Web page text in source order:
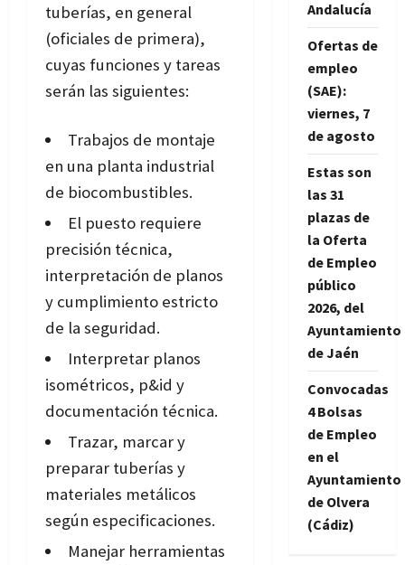
tuberías, en general
(oficiales de primera),
cuyas funciones y tareas
serán las siguientes:
Trabajos de montaje
en una planta industrial
de biocombustibles.
El puesto requiere
precisión técnica,
interpretación de planos
y cumplimiento estricto
de la seguridad.
Interpretar planos
isométricos, p&id y
documentación técnica.
Trazar, marcar y
preparar tuberías y
materiales metálicos
según especificaciones.
Manejar herramientas
Andalucía
Ofertas de
empleo
(SAE):
viernes, 7
de agosto
Estas son
las 31
plazas de
la Oferta
de Empleo
público
2026, del
Ayuntamiento
de Jaén
Convocadas
4 Bolsas
de Empleo
en el
Ayuntamiento
de Olvera
(Cádiz)